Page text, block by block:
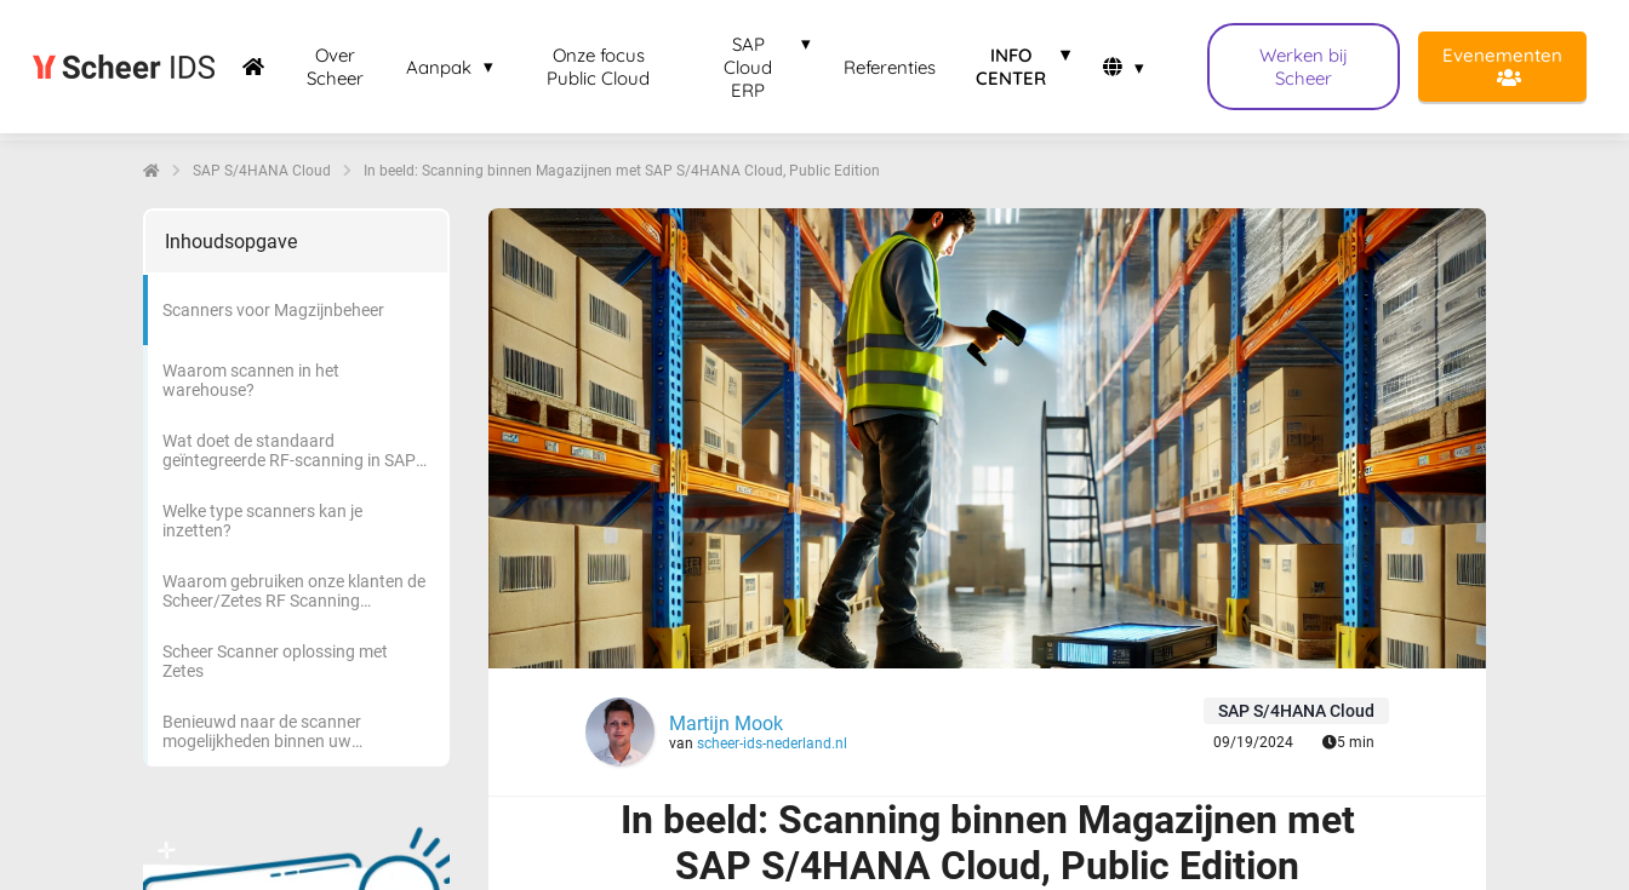
Over
Scheer
Aanpak
Onze focus
Public Cloud
SAP
Cloud
ERP
Referenties
INFO
CENTER
Werken bij
Scheer
Evenementen
SAP S/4HANA Cloud In beeld: Scanning binnen Magazijnen met SAP S/4HANA Cloud, Public Edition
Inhoudsopgave
Scanners voor Magzijnbeheer
Waarom scannen in het
warehouse?
Wat doet de standaard
geïntegreerde RF-scanning in SAP
Welke type scanners kan je
inzetten?
Waarom gebruiken onze klanten de
Scheer/Zetes RF Scanning
Scheer Scanner oplossing met
Zetes
Benieuwd naar de scanner
mogelijkheden binnen uw
Martijn Mook
van scheer-ids-nederland.nl
SAP S/4HANA Cloud
09/19/2024 5 min
In beeld: Scanning binnen Magazijnen met
SAP S/4HANA Cloud, Public Edition